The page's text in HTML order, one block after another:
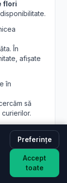
flori
În
afișate
în
să
dorit în
Realizăm și
la
Preferințe
Accept
toate